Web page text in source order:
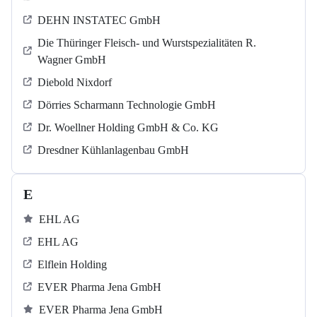
DEHN INSTATEC GmbH
Die Thüringer Fleisch- und Wurstspezialitäten R.
Wagner GmbH
Diebold Nixdorf
Dörries Scharmann Technologie GmbH
Dr. Woellner Holding GmbH & Co. KG
Dresdner Kühlanlagenbau GmbH
E
EHL AG
EHL AG
Elflein Holding
EVER Pharma Jena GmbH
EVER Pharma Jena GmbH